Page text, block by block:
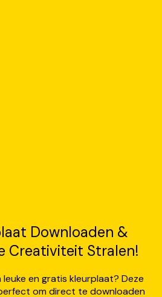
Downloaden &
Creativiteit Stralen!
en gratis kleurplaat? Deze
om direct te downloaden